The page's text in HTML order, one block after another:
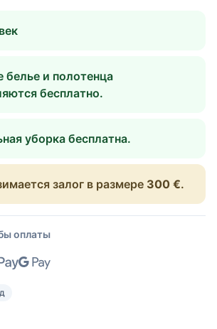
белье и полотенца
бесплатно.
уборка бесплатна.
залог в размере 300 €.
оплаты